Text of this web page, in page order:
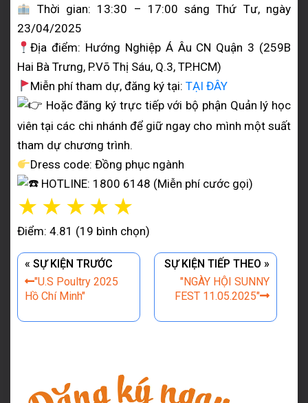
Thời gian: 13:30 – 17:00 sáng Thứ Tư, ngày
23/04/2025
Địa điểm: Hướng Nghiệp Á Âu CN Quận 3 (259B
Hai Bà Trưng, P.Võ Thị Sáu, Q.3, TP.HCM)
Miễn phí tham dự, đăng ký tại:TẠI ĐÂY
Hoặc đăng ký trực tiếp với bộ phận Quản lý học
viên tại các chi nhánh để giữ ngay cho mình một suất
tham dự chương trình.
Dress code: Đồng phục ngành
HOTLINE: 1800 6148 (Miễn phí cước gọi)
☆
☆
☆
☆
☆
Điểm: 4.81 (19 bình chọn)
« SỰ KIỆN TRƯỚC
"U.S Poultry 2025
Hồ Chí Minh"
SỰ KIỆN TIẾP THEO »
"NGÀY HỘI SUNNY
FEST 11.05.2025"